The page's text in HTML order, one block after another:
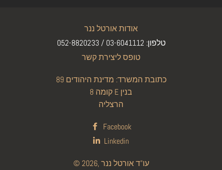
אודות אורטל ננר
טלפון: 03-6041112 / 052-8820233
טופס ליצירת קשר
כתובת המשרד: מדינת היהודים 89
קומה 8 E בנין
הרצליה
Facebook
Linkedin
© 2026,עו"ד אורטל ננר